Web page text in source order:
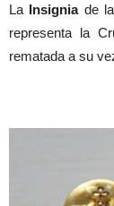
La Insignia de
representa la
rematada a su